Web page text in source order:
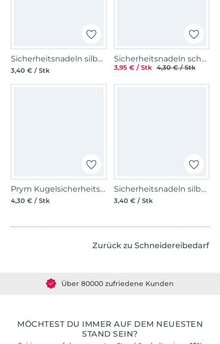
Sicherheitsnadeln silber, 50 mm
3,40 € / Stk
Sicherheitsnadeln schwarz, 27/38/50 mm
3,95 € / Stk 4,30 € / Stk
Prym Kugelsicherheitsnadeln
4,30 € / Stk
Sicherheitsnadeln silber, 34 mm
3,40 € / Stk
Zurück zu Schneidereibedarf
Über 1.8 Millionen Meter Stoff versandfertig
MÖCHTEST DU IMMER AUF DEM NEUESTEN
STAND SEIN?